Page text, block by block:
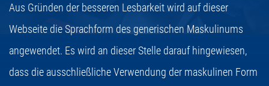
Aus Gründen der besseren Lesbarkeit wird auf dieser
Webseite die Sprachform des generischen Maskulinums
angewendet. Es wird an dieser Stelle darauf hingewiesen,
dass die ausschließliche Verwendung der maskulinen Form